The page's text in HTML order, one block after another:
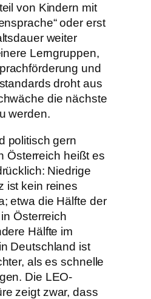
von Kindern mit
oder erst
weiter
Lerngruppen,
und
droht aus
die nächste
werden.
politisch gern
Österreich heißt es
Niedrige
ist kein reines
etwa die Hälfte der
Österreich
Hälfte im
Deutschland ist
als es schnelle
Die LEO-
zeigt zwar, dass